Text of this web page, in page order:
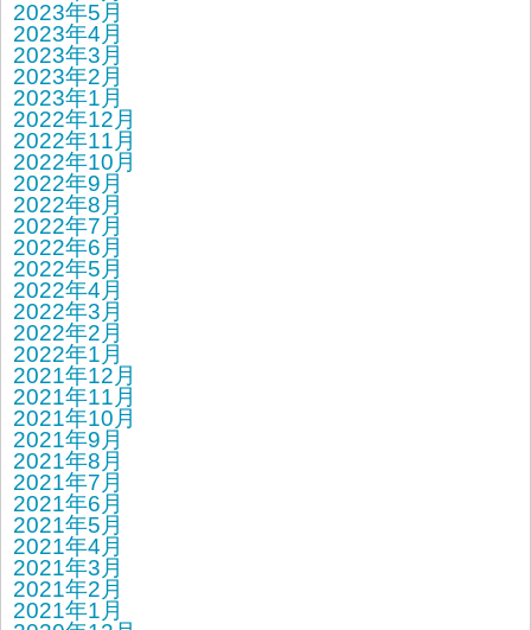
2023年5月
2023年4月
2023年3月
2023年2月
2023年1月
2022年12月
2022年11月
2022年10月
2022年9月
2022年8月
2022年7月
2022年6月
2022年5月
2022年4月
2022年3月
2022年2月
2022年1月
2021年12月
2021年11月
2021年10月
2021年9月
2021年8月
2021年7月
2021年6月
2021年5月
2021年4月
2021年3月
2021年2月
2021年1月